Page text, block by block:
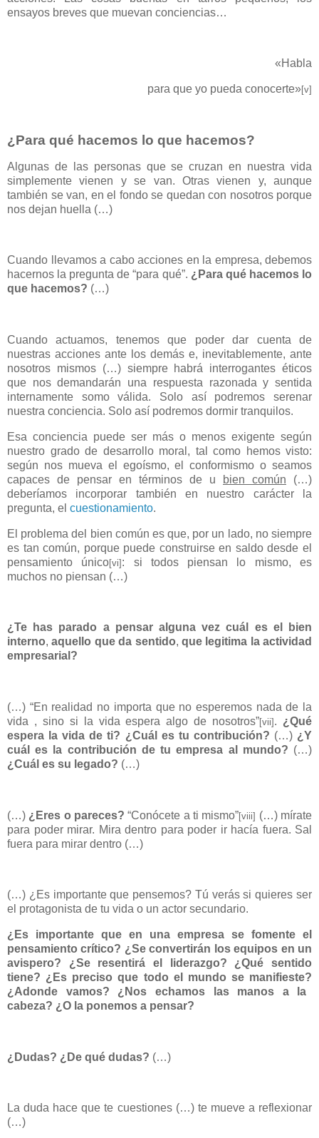
ensayos breves que muevan conciencias…
«Habla
para que yo pueda conocerte»[v]
¿Para qué hacemos lo que hacemos?
Algunas de las personas que se cruzan en nuestra vida
simplemente vienen y se van. Otras vienen y, aunque
también se van, en el fondo se quedan con nosotros porque
nos dejan huella (…)
Cuando llevamos a cabo acciones en la empresa, debemos
hacernos la pregunta de “para qué”. ¿Para qué hacemos lo
que hacemos? (…)
Cuando actuamos, tenemos que poder dar cuenta de
nuestras acciones ante los demás e, inevitablemente, ante
nosotros mismos (…) siempre habrá interrogantes éticos
que nos demandarán una respuesta razonada y sentida
internamente somo válida. Solo así podremos serenar
nuestra conciencia. Solo así podremos dormir tranquilos.
Esa conciencia puede ser más o menos exigente según
nuestro grado de desarrollo moral, tal como hemos visto:
según nos mueva el egoísmo, el conformismo o seamos
capaces de pensar en términos de u
bien común (…)
deberíamos incorporar también en nuestro carácter la
pregunta, el cuestionamiento.
El problema del bien común es que, por un lado, no siempre
es tan común, porque puede construirse en saldo desde el
pensamiento único[vi]: si todos piensan lo mismo, es
muchos no piensan (…)
¿Te has parado a pensar alguna vez cuál es el bien
interno, aquello que da sentido, que legitima la actividad
empresarial?
(…) “En realidad no importa que no esperemos nada de la
vida , sino si la vida espera algo de nosotros”[vii] . ¿Qué
espera la vida de ti? ¿Cuál es tu contribución? (…) ¿Y
cuál es la contribución de tu empresa al mundo? (…)
¿Cuál es su legado? (…)
(…) ¿Eres o pareces? “Conócete a ti mismo”[viii] (…) mírate
para poder mirar. Mira dentro para poder ir hacía fuera. Sal
fuera para mirar dentro (…)
(…) ¿Es importante que pensemos? Tú verás si quieres ser
el protagonista de tu vida o un actor secundario.
¿Es importante que en una empresa se fomente el
pensamiento crítico? ¿Se convertirán los equipos en un
avispero? ¿Se resentirá el liderazgo? ¿Qué sentido
tiene? ¿Es preciso que todo el mundo se manifieste?
¿Adonde vamos? ¿Nos echamos las manos a la
cabeza? ¿O la ponemos a pensar?
¿Dudas? ¿De qué dudas? (…)
La duda hace que te cuestiones (…) te mueve a reflexionar
(…)